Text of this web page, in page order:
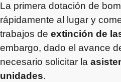
La primera dotación de
rápidamente al lugar y
trabajos de extinción de
embargo, dado el avance
necesario solicitar la
unidades.